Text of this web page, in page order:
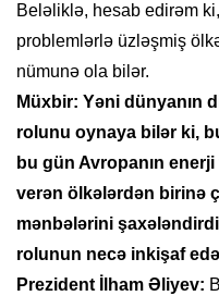
Beləliklə, hesab edirəm
problemlərlə üzləşmiş
nümunə ola bilər.
Müxbir: Yəni dünyanın
rolunu oynaya bilər ki,
bu gün Avropanın
verən ölkələrdən birinə
mənbələrini
rolunun necə inkişaf
Prezident İlham Əliyev: